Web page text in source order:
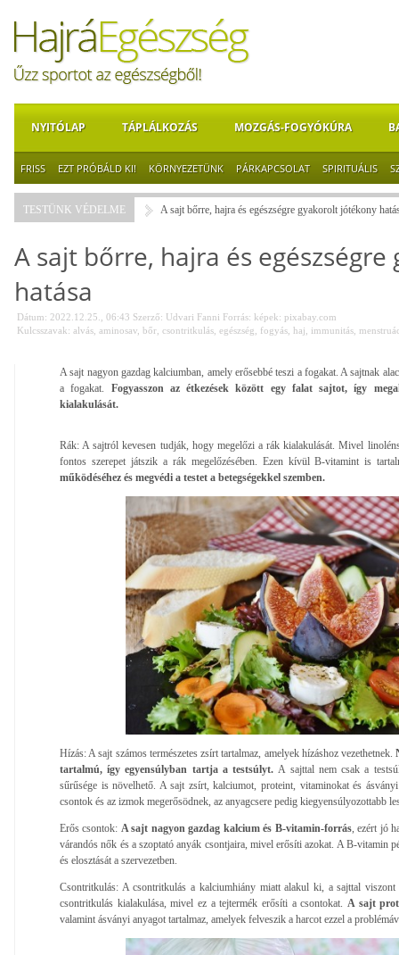
NYITÓLAP TÁPLÁLKOZÁS MOZGÁS-FOGYÓKÚRA
FRISS EZT PRÓBÁLD KI! KÖRNYEZETÜNK PÁRKAPCSOLAT SPIRITUÁLIS
TESTÜNK VÉDELME A sajt bőrre, hajra és egészségre gyakorolt jótékony
A sajt bőrre, hajra és
hatása
Dátum: 2022.12.25., 06:43 Szerző: Udvari Fanni Forrás: képek: pixabay.com
Kulcsszavak: alvás aminosav bőr csontritkulás egészség fogyás haj immunitás
A sajt nagyon gazdag kalciumban, amely erősebbé teszi a fogakat. A sajtnak
a fogakat. Fogyasszon az étkezések között egy falat sajtot, így
kialakulását.
Rák: A sajtról kevesen tudják, hogy megelőzi a rák kialakulását. Mivel
fontos szerepet játszik a rák megelőzésében. Ezen kívül B-vitamint is
működéséhez és megvédi a testet a betegségekkel szemben.
Hízás: A sajt számos természetes zsírt tartalmaz, amelyek hízáshoz vezethetnek.
tartalmú, így egyensúlyban tartja a testsúlyt. A sajttal nem csak a
sűrűsége is növelhető. A sajt zsírt, kalciumot, proteint, vitaminokat és
csontok és az izmok megerősödnek, az anyagcsere pedig kiegyensúlyozottabb
Erős csontok: A sajt nagyon gazdag kalcium és B-vitamin-forrás, ezért jó
várandós nők és a szoptató anyák csontjaira, mivel erősíti azokat. A B-vitamin
és elosztását a szervezetben.
Csontritkulás: A csontritkulás a kalciumhiány miatt alakul ki, a sajttal viszont
csontritkulás kialakulása, mivel ez a tejtermék erősíti a csontokat. A sajt
valamint ásványi anyagot tartalmaz, amelyek felveszik a harcot ezzel a